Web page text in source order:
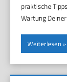
praktische
Wartung
Weiterlesen